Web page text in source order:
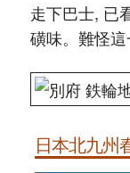
走下巴士, 已
磺味。難怪這
日本北九州